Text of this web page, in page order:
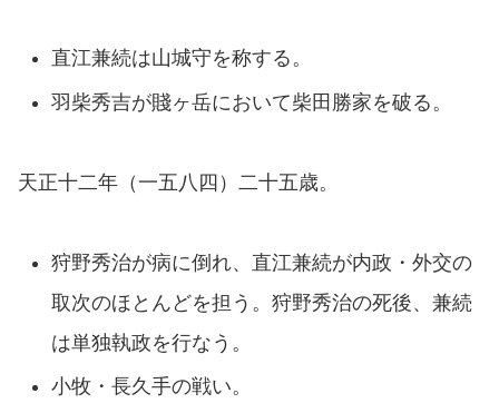
直江兼続は山城守を称する。
羽柴秀吉が賤ヶ岳において柴田勝家を破る。
天正十二年（一五八四）二十五歳。
狩野秀治が病に倒れ、直江兼続が内政・外交の
取次のほとんどを担う。狩野秀治の死後、兼続
は単独執政を行なう。
小牧・長久手の戦い。